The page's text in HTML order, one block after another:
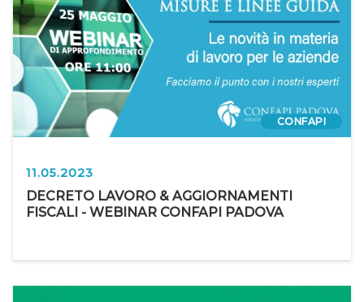
CONFAPI
11.05.2023
DECRETO LAVORO & AGGIORNAMENTI
FISCALI - WEBINAR CONFAPI PADOVA